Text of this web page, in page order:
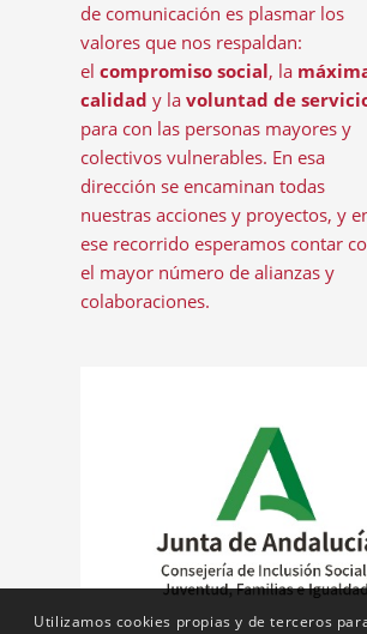
de comunicación es plasmar los
valores que nos respaldan:
el compromiso social, la
calidad y la voluntad de
para con las personas mayores y
colectivos vulnerables. En esa
dirección se encaminan todas
nuestras acciones y proyectos, y
ese recorrido esperamos contar
el mayor número de alianzas y
colaboraciones.
Utilizamos cookies propias y de terceros